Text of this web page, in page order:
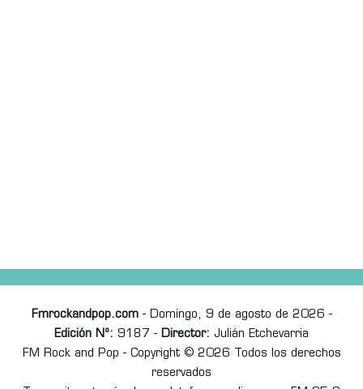
Fmrockandpop.com- Domingo, 9 de agosto de 2026 -
Edición Nº: 9187 - Director: Julián Etchevarria
FM Rock and Pop - Copyright © 2026 Todos los derechos
reservados